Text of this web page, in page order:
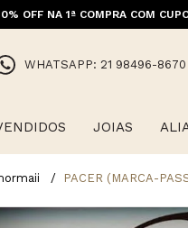
OFF NA 1ª COMPRA COM
WHATSAPP: 21 98496-8670
JOIAS
PACER (MARCA-